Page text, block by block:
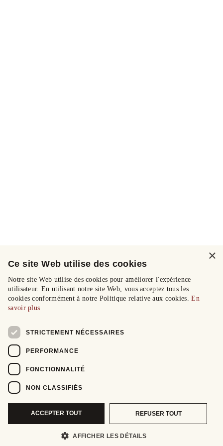
×
Ce site Web utilise des cookies
Notre site Web utilise des cookies pour améliorer l'expérience
utilisateur. En utilisant notre site Web, vous acceptez tous les
cookies conformément à notre Politique relative aux cookies.En
savoir plus
STRICTEMENT NÉCESSAIRES
PERFORMANCE
FONCTIONNALITÉ
NON CLASSIFIÉS
ACCEPTER TOUT REFUSER TOUT
AFFICHER LES DÉTAILS